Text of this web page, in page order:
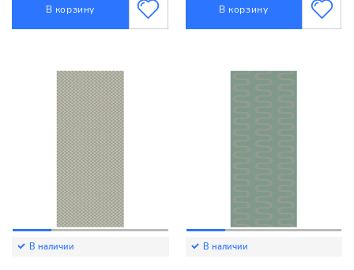
В корзину В корзину
В наличии В наличии